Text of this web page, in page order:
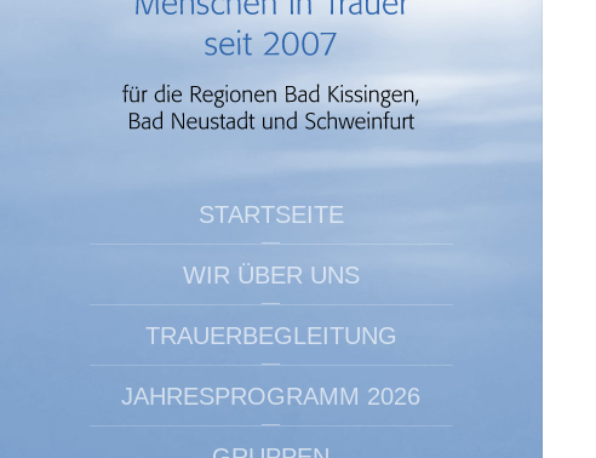
STARTSEITE
WIR ÜBER UNS
TRAUERBEGLEITUNG
JAHRESPROGRAMM 2026